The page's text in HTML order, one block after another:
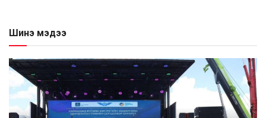
Шинэ мэдээ